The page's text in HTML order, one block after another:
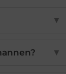
▼
▼